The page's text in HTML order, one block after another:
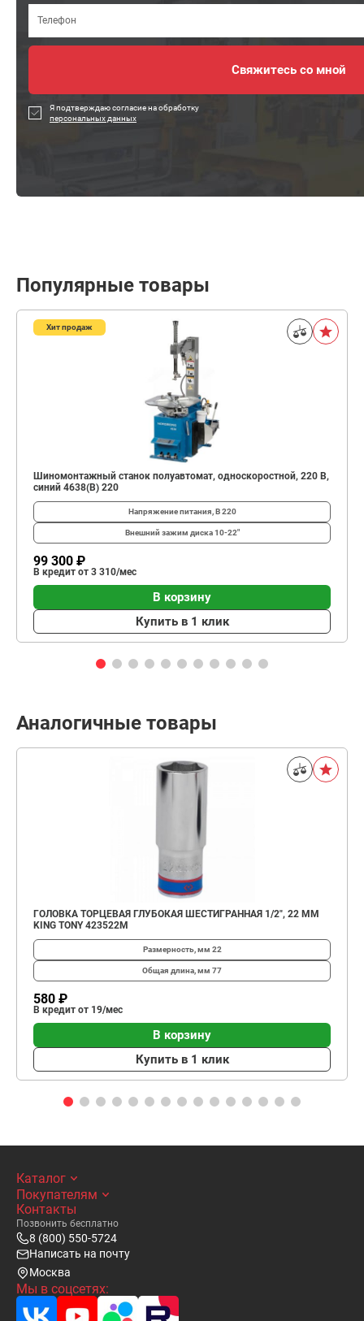
Я подтверждаю согласие на обработку
персональных данных
Популярные товары
Хит продаж
Шиномонтажный станок полуавтомат, односкоростной, 220 В,
синий 4638(B) 220
Напряжение питания, В220
Внешний зажим диска10-22"
99 300 ₽
В кредит от 3 310/мес
В корзину
Купить в 1 клик
Аналогичные товары
ГОЛОВКА ТОРЦЕВАЯ ГЛУБОКАЯ ШЕСТИГРАННАЯ 1/2", 22 ММ
KING TONY 423522M
Размерность, мм 22
Общая длина, мм 77
580 ₽
В кредит от 19/мес
В корзину
Купить в 1 клик
Каталог
Покупателям
Контакты
Позвонить бесплатно
8 (800) 550-5724
Написать на почту
Москва
Мы в соцсетях: